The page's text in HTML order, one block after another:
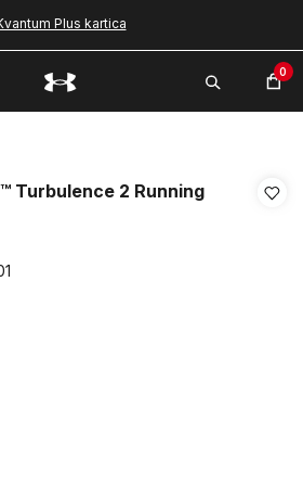
Plus kartica
0
Turbulence 2 Running